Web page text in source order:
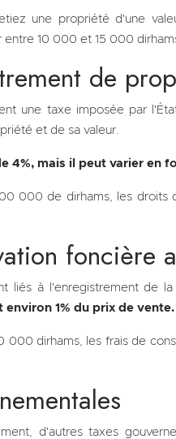
une propriété d'une
entre 10 000 et 15 000
de
une taxe imposée par
et de sa valeur.
4%, mais il peut varier en
000 de dirhams, les droits
foncière
liés à l'enregistrement de
environ 1% du prix de vente.
000 dirhams, les frais de
d'autres taxes